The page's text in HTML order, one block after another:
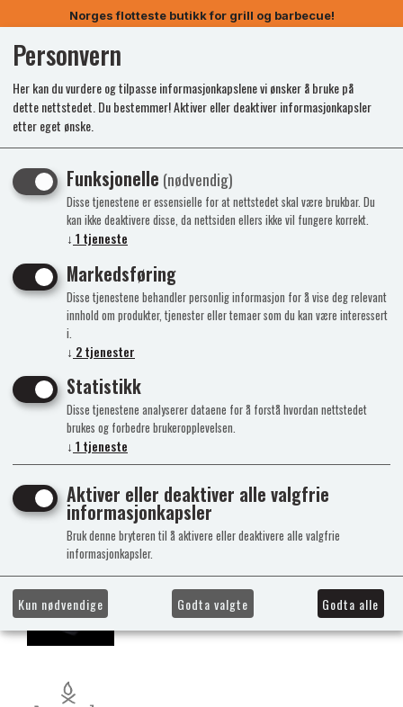
Norges flotteste butikk for grill og barbecue!
Personvern
Her kan du vurdere og tilpasse informasjonkapslene vi ønsker å bruke på
dette nettstedet. Du bestemmer! Aktiver eller deaktiver informasjonkapsler
etter eget ønske.
Funksjonelle (nødvendig)
Disse tjenestene er essensielle for at nettstedet skal være brukbar. Du
kan ikke deaktivere disse, da nettsiden ellers ikke vil fungere korrekt.
↓ 1 tjeneste
Markedsføring
Disse tjenestene behandler personlig informasjon for å vise deg relevant
innhold om produkter, tjenester eller temaer som du kan være interessert
i.
↓ 2tjenester
Statistikk
Disse tjenestene analyserer dataene for å forstå hvordan nettstedet
brukes og forbedre brukeropplevelsen.
↓ 1 tjeneste
Aktiver eller deaktiver alle valgfrie
informasjonkapsler
Bruk denne bryteren til å aktivere eller deaktivere alle valgfrie
informasjonkapsler.
Kun nødvendige Godta valgte Godta alle